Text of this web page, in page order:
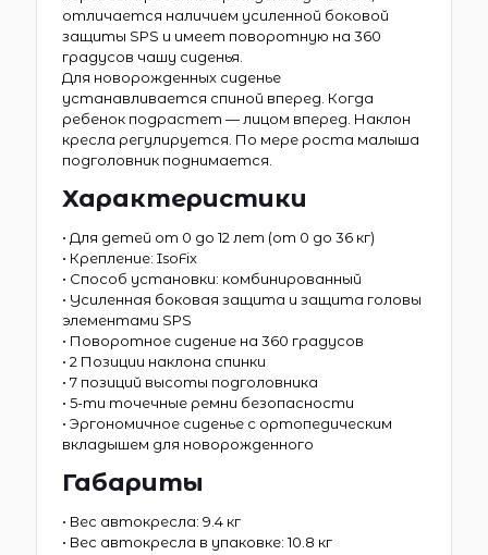
отличается наличием усиленной боковой
защиты SPS и имеет поворотную на 360
градусов чашу сиденья.
Для новорожденных сиденье
устанавливается спиной вперед. Когда
ребенок подрастет — лицом вперед. Наклон
кресла регулируется. По мере роста малыша
подголовник поднимается.
Характеристики
• Для детей от 0 до 12 лет (от 0 до 36 кг)
• Крепление: IsoFix
• Способ установки: комбинированный
• Усиленная боковая защита и защита головы
элементами SPS
• Поворотное сидение на 360 градусов
• 2 Позиции наклона спинки
• 7 позиций высоты подголовника
• 5-ти точечные ремни безопасности
• Эргономичное сиденье с ортопедическим
вкладышем для новорожденного
Габариты
• Вес автокресла: 9.4 кг
• Вес автокресла в упаковке: 10.8 кг